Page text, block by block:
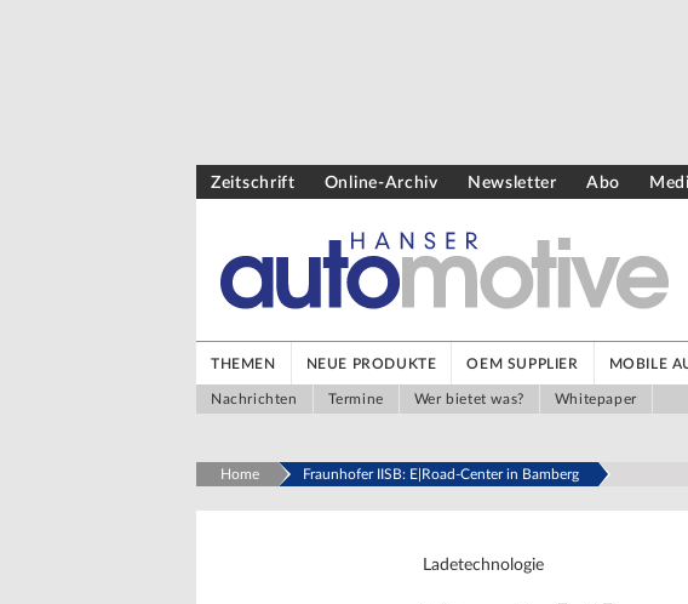
Zeitschrift Online-Archiv Newsletter Abo
THEMEN NEUE PRODUKTE OEM SUPPLIER MOBILE
Nachrichten Termine Wer bietet was? Whitepaper
Home Fraunhofer IISB: E|Road-Center in Bamberg
Ladetechnologie